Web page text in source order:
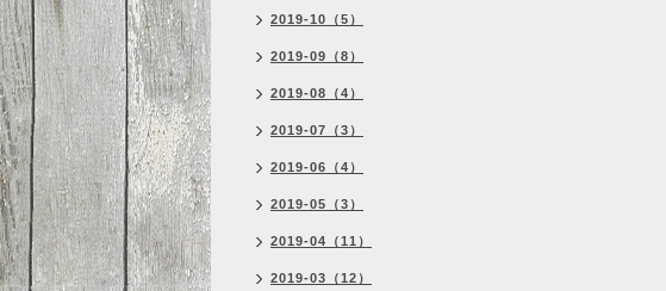
2019-10（5）
2019-09（8）
2019-08（4）
2019-07（3）
2019-06（4）
2019-05（3）
2019-04（11）
2019-03（12）